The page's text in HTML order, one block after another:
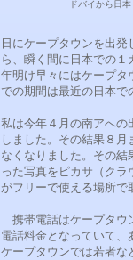
ドバイから日本
日にケープタウンを出
ら、瞬く間に日本での１
年明け早々にはケープタ
での期間は最近の日本で
私は今年４月の南アへの
しました。その結果８
なくなりました。その
った写真をピカサ（ク
がフリーで使える場所で
携帯電話はケープタウ
電話料金となっていて
ケープタウンでは若者な